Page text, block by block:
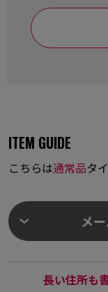
ITEM GUIDE
こちらは通常品タ
メ
長い住所も